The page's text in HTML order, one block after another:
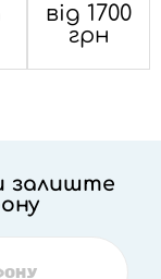
від 1700
грн
залиште